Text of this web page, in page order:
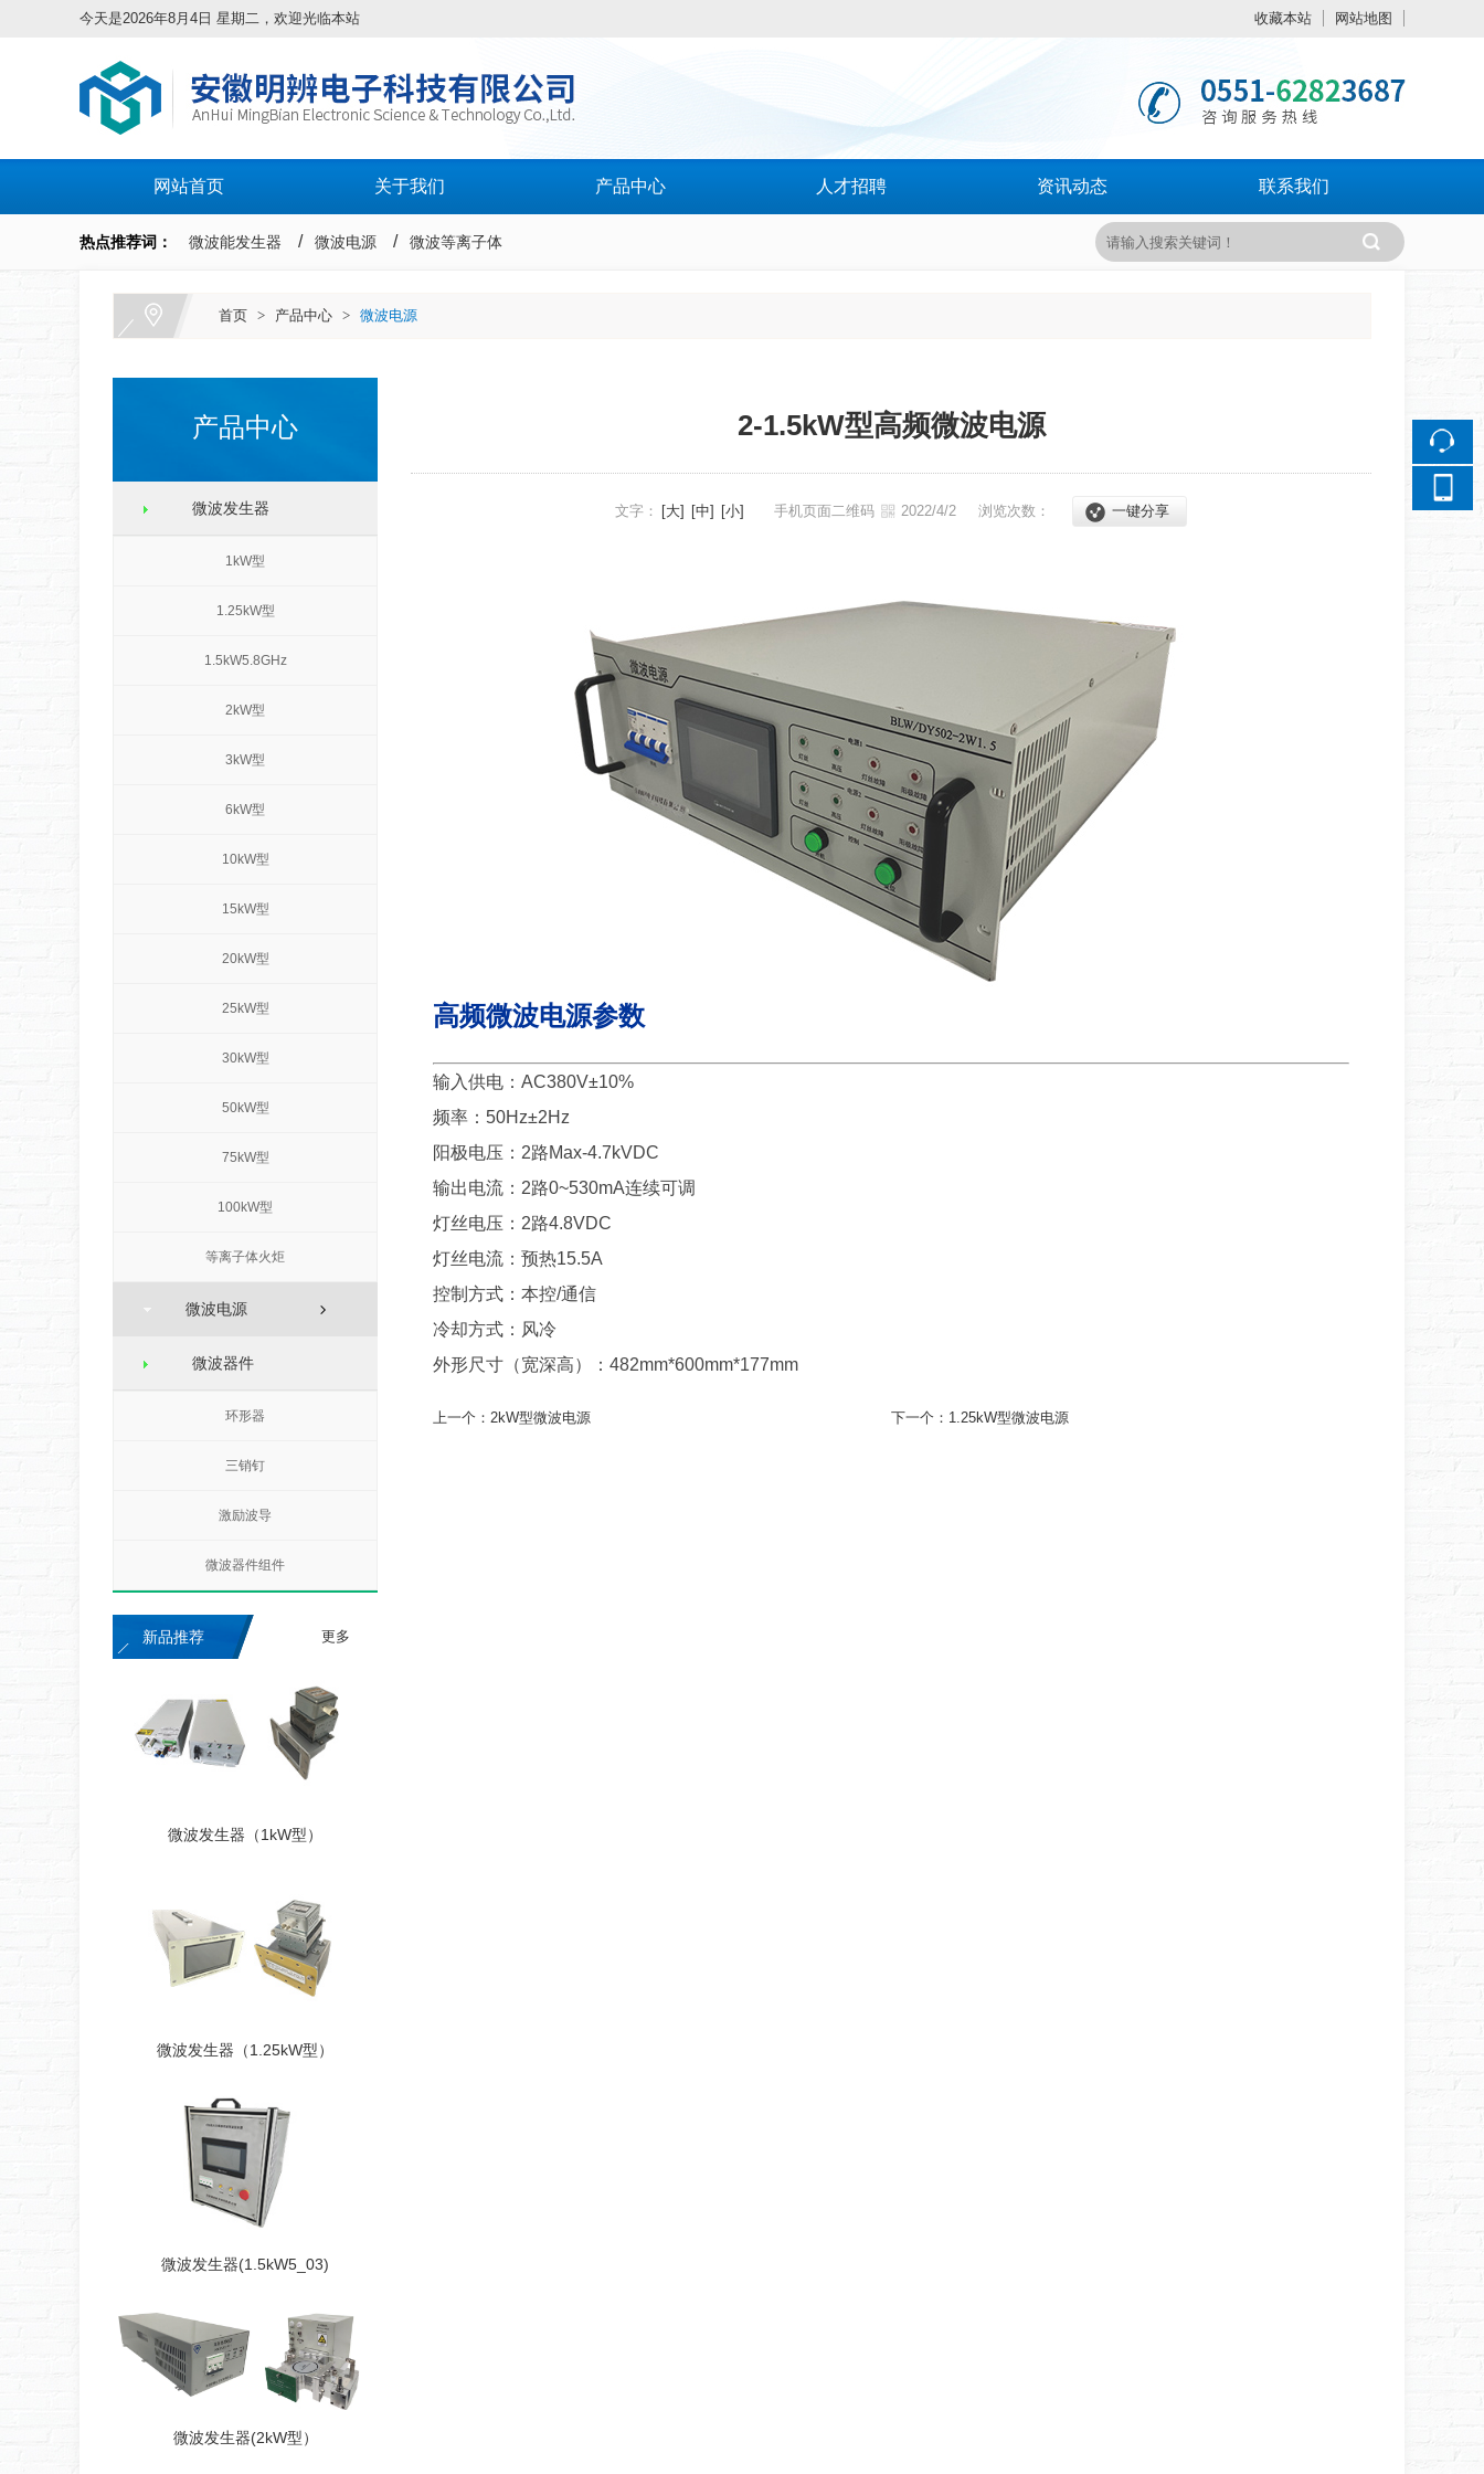
今天是2026年8月4日 星期二，欢迎光临本站 收藏本站 网站地图
网站首页 关于我们 产品中心 人才招聘 资讯动态 联系我们
热点推荐词： 微波能发生器 微波电源 微波等离子体
首页 > 产品中心 > 微波电源
产品中心
微波发生器
1kW型
1.25kW型
1.5kW5.8GHz
2kW型
3kW型
6kW型
10kW型
15kW型
20kW型
25kW型
30kW型
50kW型
75kW型
100kW型
等离子体火炬
微波电源
微波器件
环形器
三销钉
激励波导
微波器件组件
更多
新品推荐
微波发生器（1kW型）
微波发生器（1.25kW型）
微波发生器(1.5kW5_03)
微波发生器(2kW型）
2-1.5kW型高频微波电源
文字： [大] [中] [小] 手机页面二维码 2022/4/2 浏览次数： 一键分享
高频微波电源参数
输入供电：AC380V±10%
频率：50Hz±2Hz
阳极电压：2路Max-4.7kVDC
输出电流：2路0~530mA连续可调
灯丝电压：2路4.8VDC
灯丝电流：预热15.5A
控制方式：本控/通信
冷却方式：风冷
外形尺寸（宽深高）：482mm*600mm*177mm
上一个： 2kW型微波电源 下一个： 1.25kW型微波电源